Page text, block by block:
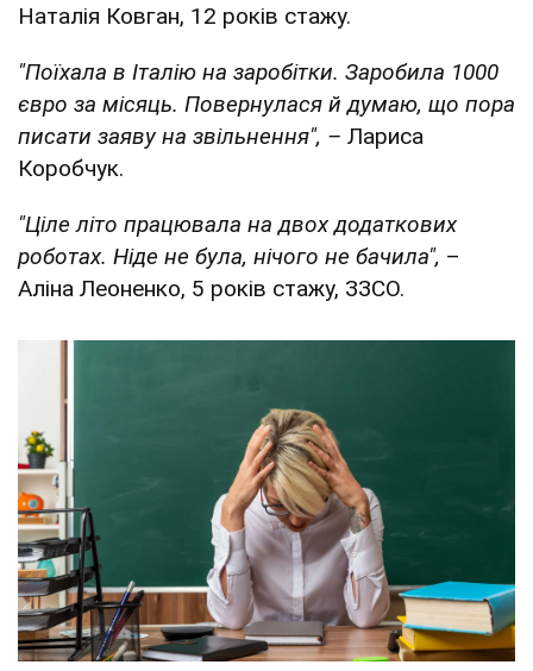
Наталія Ковган, 12 років стажу.
"Поїхала в Італію на заробітки. Заробила 1000
євро за місяць. Повернулася й думаю, що пора
писати заяву на звільнення", – Лариса
Коробчук.
"Ціле літо працювала на двох додаткових
роботах. Ніде не була, нічого не бачила", –
Аліна Леоненко, 5 років стажу, ЗЗСО.